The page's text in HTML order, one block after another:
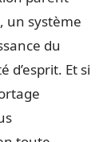
un système
du
Et si